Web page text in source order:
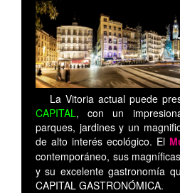
La Vitoria actual puede
CAPITAL, con un
parques, jardines y un
de alto interés ecológico. El
contemporáneo, sus
y su excelente gastronomía
CAPITAL GASTRONÓMICA.